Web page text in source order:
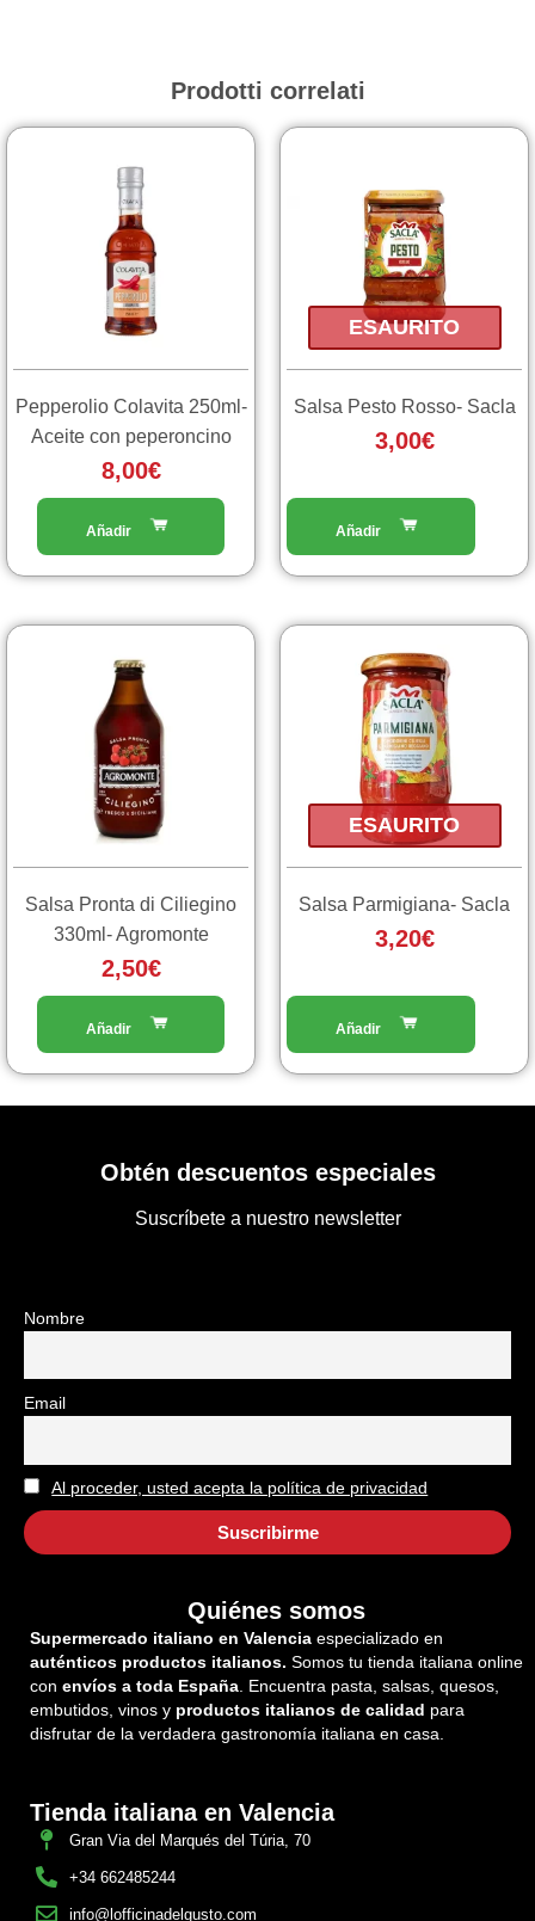
Prodotti correlati
Pepperolio Colavita 250ml-
Aceite con peperoncino
8,00€
ESAURITO
Salsa Pesto Rosso- Sacla
3,00€
Salsa Pronta di Ciliegino
330ml- Agromonte
2,50€
ESAURITO
Salsa Parmigiana- Sacla
3,20€
Obtén descuentos especiales
Suscríbete a nuestro newsletter
Nombre
Email
Al proceder, usted acepta la política de privacidad
Quiénes somos
Supermercado italiano en Valencia especializado en
auténticos productos italianos. Somos tu tienda italiana online
con envíos a toda España . Encuentra pasta, salsas, quesos,
embutidos, vinos y productos italianos de calidad para
disfrutar de la verdadera gastronomía italiana en casa.
Tienda italiana en Valencia
Gran Via del Marqués del Túria, 70
+34 662485244
info@lofficinadelgusto.com